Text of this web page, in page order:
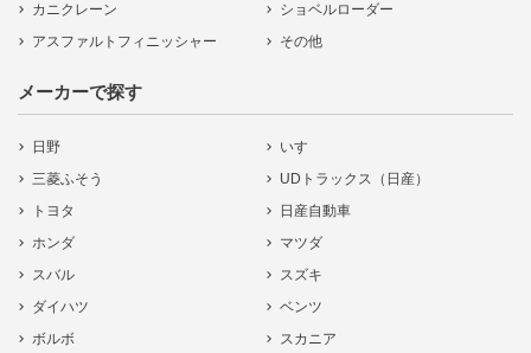
カニクレーン
ショベルローダー
アスファルトフィニッシャー
その他
メーカーで探す
日野
いすゞ
三菱ふそう
UDトラックス（日産）
トヨタ
日産自動車
ホンダ
マツダ
スバル
スズキ
ダイハツ
ベンツ
ボルボ
スカニア